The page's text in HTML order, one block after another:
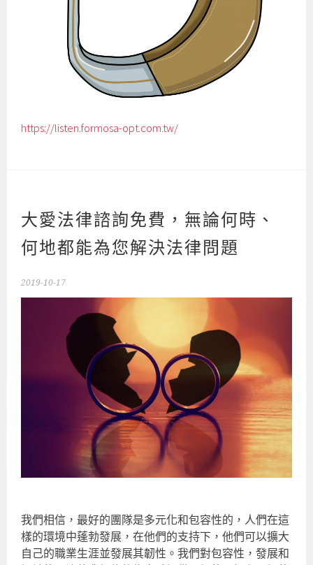
https://listen.formosa-opt.com.tw/
大愛法律諮詢免費，無論何時、
何地都能為您解決法律問題
2019-10-17
我們相信，最好的團隊是多元化和包容性的，人們在這
樣的環境中蓬勃發展，在他們的支持下，他們可以擴大
自己的職業生涯並發展其韌性。我們對包容性，發展和